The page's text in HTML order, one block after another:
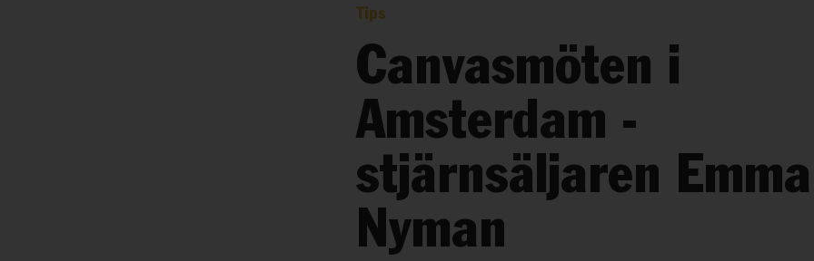
Tips
Canvasmöten i
Amsterdam -
stjärnsäljaren Emma
Nyman